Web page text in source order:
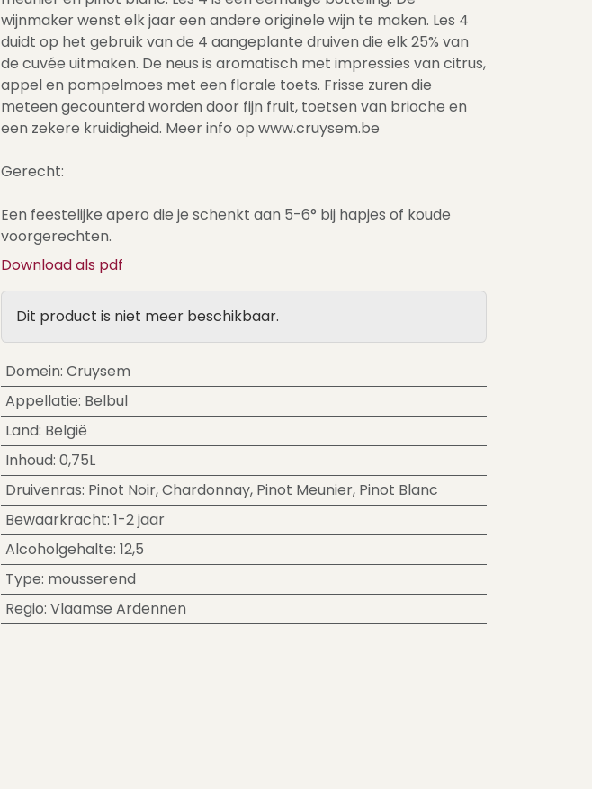
wijnmaker wenst elk jaar een andere originele wijn te maken. Les 4
duidt op het gebruik van de 4 aangeplante druiven die elk 25% van
de cuvée uitmaken. De neus is aromatisch met impressies van citrus,
appel en pompelmoes met een florale toets. Frisse zuren die
meteen gecounterd worden door fijn fruit, toetsen van brioche en
een zekere kruidigheid. Meer info op www.cruysem.be
Gerecht:
Een feestelijke apero die je schenkt aan 5-6° bij hapjes of koude
voorgerechten.
Download als pdf
Dit product is niet meer beschikbaar.
Domein: Cruysem
Appellatie: Belbul
Land: België
Inhoud: 0,75L
Druivenras: Pinot Noir,Chardonnay, Pinot Meunier, Pinot Blanc
Bewaarkracht: 1-2 jaar
Alcoholgehalte: 12,5
Type: mousserend
Regio: Vlaamse Ardennen